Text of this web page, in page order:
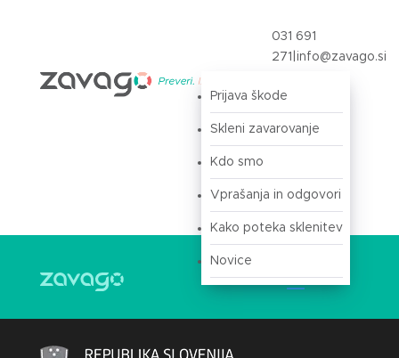
031 691
271 info@zavago.si
Prijava škode
Skleni zavarovanje
Kdo smo
Vprašanja in odgovori
Kako poteka sklenitev
Novice